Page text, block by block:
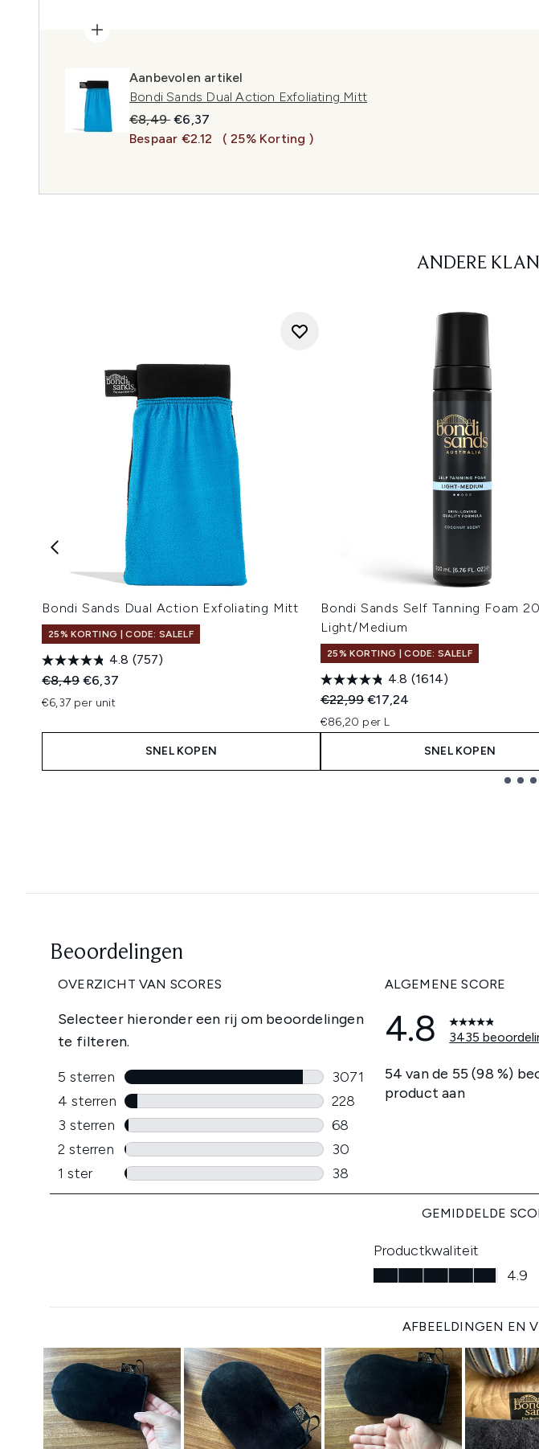
Aanbevolen artikel
Bondi Sands Dual Action Exfoliating Mitt
Recommended Retail Price:
€8,49Huidige prijs:
€6,37
Bespaar €2.12
( 25% Korting )
ANDERE
Bondi Sands Dual Action Exfoliating Mitt
25% KORTING | CODE: SALELF
4.8 (757)
Recommended Retail Price:
€8,49 Huidige prijs:
€6,37
€6,37 per unit
SNEL KOPEN
Bondi Sands Self Tanning Foam
Light/Medium
25% KORTING | CODE: SALELF
4.8 (1614)
Recommended Retail Price:
€22,99Huidige prijs:
€17,24
€86,20 per L
SNEL KOPEN